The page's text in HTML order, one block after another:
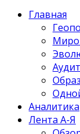
Главная
Аналитика
Лента А-Я